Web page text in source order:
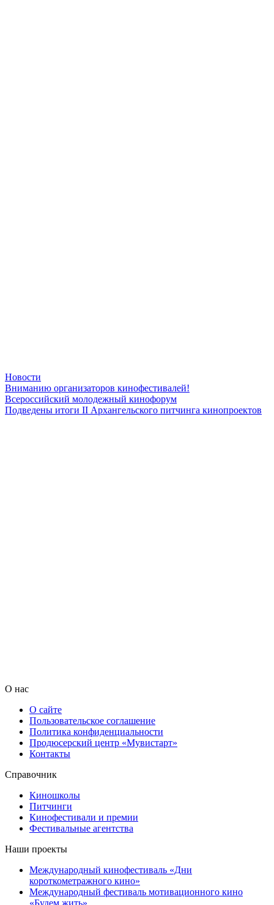
Новости
Вниманию организаторов кинофестивалей!
Всероссийский молодежный кинофорум
Подведены итоги II Архангельского питчинга кинопроектов
О нас
О сайте
Пользовательское соглашение
Политика конфиденциальности
Продюсерский центр «Мувистарт»
Контакты
Справочник
Киношколы
Питчинги
Кинофестивали и премии
Фестивальные агентства
Наши проекты
Международный кинофестиваль «Дни
короткометражного кино»
Международный фестиваль мотивационного кино
«Будем жить»